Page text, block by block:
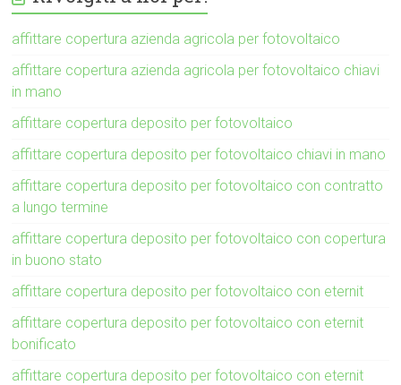
affittare copertura azienda agricola per fotovoltaico
affittare copertura azienda agricola per fotovoltaico chiavi
in mano
affittare copertura deposito per fotovoltaico
affittare copertura deposito per fotovoltaico chiavi in mano
affittare copertura deposito per fotovoltaico con contratto
a lungo termine
affittare copertura deposito per fotovoltaico con copertura
in buono stato
affittare copertura deposito per fotovoltaico con eternit
affittare copertura deposito per fotovoltaico con eternit
bonificato
affittare copertura deposito per fotovoltaico con eternit